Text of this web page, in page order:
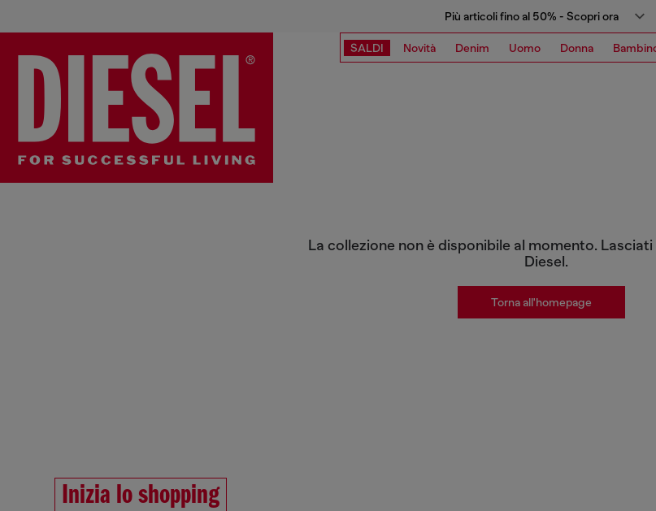
Più articoli fino al 50% - Scopri ora
SALDI Novità Denim Uomo Donna
Diesel x Tinder
La collezione non è disponibile al momento.
Diesel.
Torna all'homepage
Inizia lo shopping